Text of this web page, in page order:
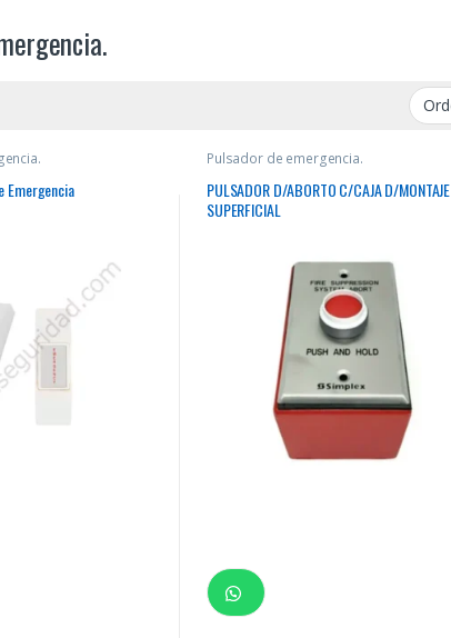
Emergencia
Pulsador de emergencia.
PULSADOR D/ABORTO C/CAJA D/MONTAJE
SUPERFICIAL